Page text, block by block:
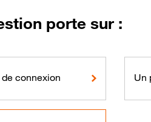
porte sur :
connexion Un